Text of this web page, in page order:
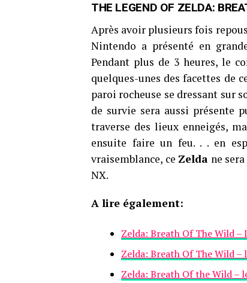
THE LEGEND OF ZELDA:
Après avoir plusieurs fois
Nintendo a présenté en
Pendant plus de 3 heures, le
quelques-unes des facettes de
paroi rocheuse se dressant sur
de survie sera aussi présente
traverse des lieux enneigés,
ensuite faire un feu. . . en
vraisemblance, ce Zelda ne
NX.
A lire également:
Zelda: Breath Of The Wild –
Zelda: Breath Of The Wild –
Zelda: Breath Of the Wild –